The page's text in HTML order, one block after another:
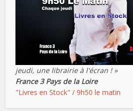
jeudi, une librairie à l'écran ! »
France 3 Pays de la Loire
"Livres en Stock" / 9h50 le matin